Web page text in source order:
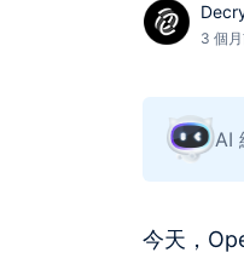
3 個
AI
今天，